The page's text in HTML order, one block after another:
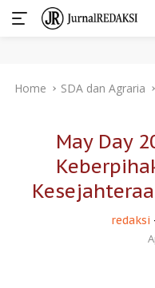
Home SDA dan Agraria
May Day
redaksi